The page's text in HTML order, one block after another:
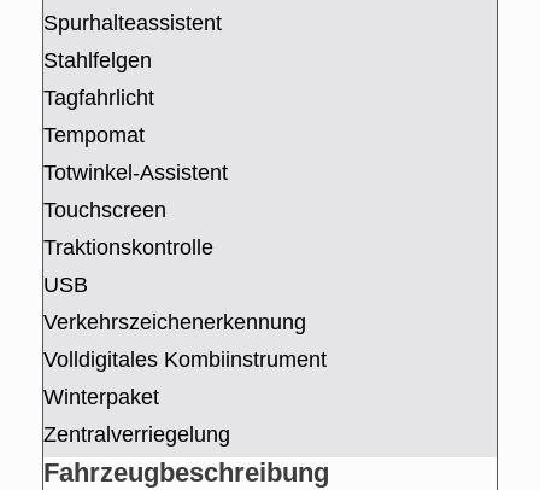
Spurhalteassistent
Stahlfelgen
Tagfahrlicht
Tempomat
Totwinkel-Assistent
Touchscreen
Traktionskontrolle
USB
Verkehrszeichenerkennung
Volldigitales Kombiinstrument
Winterpaket
Zentralverriegelung
Fahrzeug­beschreibung